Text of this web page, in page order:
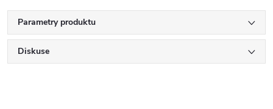
Parametry produktu
Diskuse